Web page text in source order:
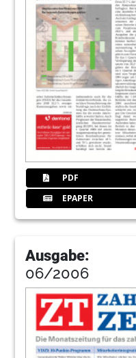
PDF
EPAPER
Ausgabe:
06/2006